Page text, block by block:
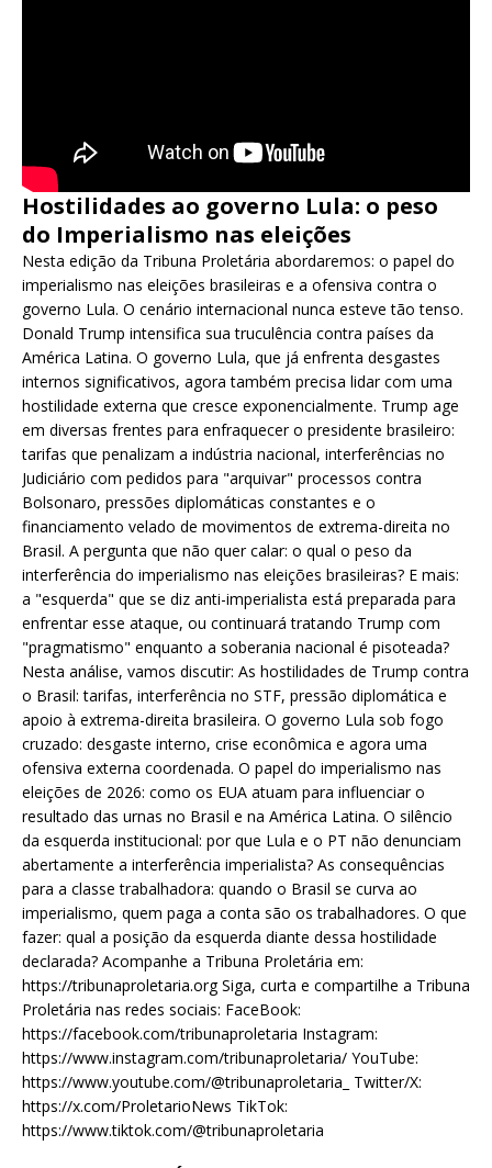
Hostilidades ao governo Lula: o peso
do Imperialismo nas eleições
Nesta edição da Tribuna Proletária abordaremos: o papel do
imperialismo nas eleições brasileiras e a ofensiva contra o
governo Lula. O cenário internacional nunca esteve tão tenso.
Donald Trump intensifica sua truculência contra países da
América Latina. O governo Lula, que já enfrenta desgastes
internos significativos, agora também precisa lidar com uma
hostilidade externa que cresce exponencialmente. Trump age
em diversas frentes para enfraquecer o presidente brasileiro:
tarifas que penalizam a indústria nacional, interferências no
Judiciário com pedidos para "arquivar" processos contra
Bolsonaro, pressões diplomáticas constantes e o
financiamento velado de movimentos de extrema-direita no
Brasil. A pergunta que não quer calar: o qual o peso da
interferência do imperialismo nas eleições brasileiras? E mais:
a "esquerda" que se diz anti-imperialista está preparada para
enfrentar esse ataque, ou continuará tratando Trump com
"pragmatismo" enquanto a soberania nacional é pisoteada?
Nesta análise, vamos discutir: As hostilidades de Trump contra
o Brasil: tarifas, interferência no STF, pressão diplomática e
apoio à extrema-direita brasileira. O governo Lula sob fogo
cruzado: desgaste interno, crise econômica e agora uma
ofensiva externa coordenada. O papel do imperialismo nas
eleições de 2026: como os EUA atuam para influenciar o
resultado das urnas no Brasil e na América Latina. O silêncio
da esquerda institucional: por que Lula e o PT não denunciam
abertamente a interferência imperialista? As consequências
para a classe trabalhadora: quando o Brasil se curva ao
imperialismo, quem paga a conta são os trabalhadores. O que
fazer: qual a posição da esquerda diante dessa hostilidade
declarada? Acompanhe a Tribuna Proletária em:
https://tribunaproletaria.org Siga, curta e compartilhe a Tribuna
Proletária nas redes sociais: FaceBook:
https://facebook.com/tribunaproletaria Instagram:
https://www.instagram.com/tribunaproletaria/ YouTube:
https://www.youtube.com/@tribunaproletaria_ Twitter/X:
https://x.com/ProletarioNews TikTok:
https://www.tiktok.com/@tribunaproletaria